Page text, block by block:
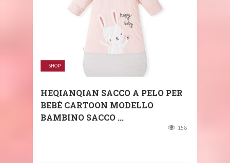
SHOP
HEQIANQIAN SACCO A PELO PER
BEBÈ CARTOON MODELLO
BAMBINO SACCO ...
158